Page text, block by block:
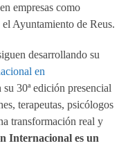
empresas como
Ayuntamiento de Reus.
desarrollando su
en
30ª edición presencial
terapeutas, psicólogos
transformación real y
Internacional es un